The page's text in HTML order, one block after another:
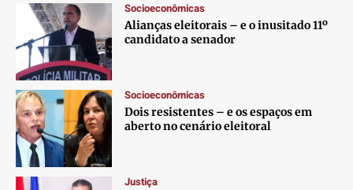
Socioeconômicas
Alianças eleitorais – e o inusitado 11º
candidato a senador
Socioeconômicas
Dois resistentes – e os espaços em
aberto no cenário eleitoral
Justiça